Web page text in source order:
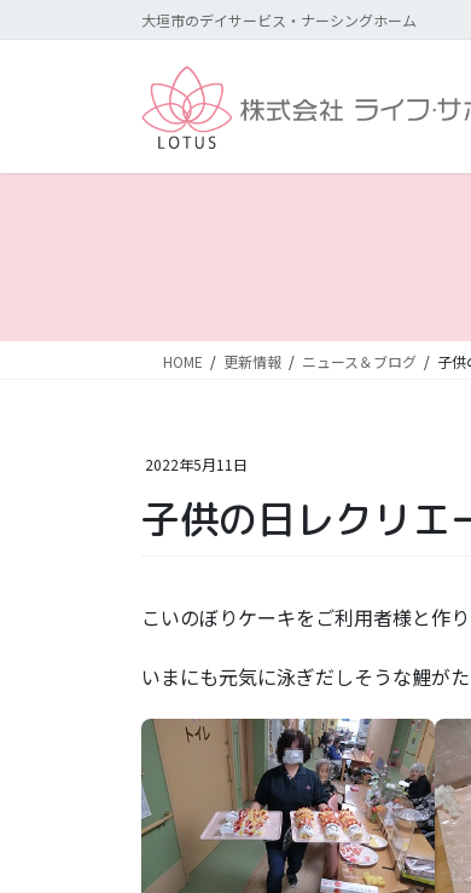
ン
ビ
大垣市のデイサービス・ナーシングホーム
HOME 更新情報 ニュース＆ブログ 子供
2022年5月11日
子供の日レクリエ
こいのぼりケーキをご利用者様と作り
いまにも元気に泳ぎだしそうな鯉がた